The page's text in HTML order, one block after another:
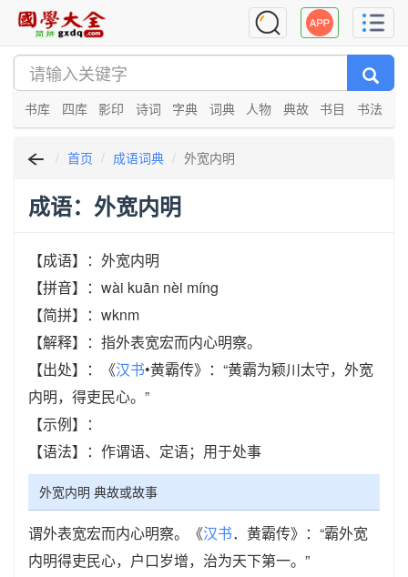
书库 四库 影印 诗词 字典 词典 人物 典故 书目 书法
首页 成语词典 外宽内明
成语：外宽内明
【成语】：外宽内明
【拼音】：wài kuān nèi míng
【简拼】：wknm
【解释】：指外表宽宏而内心明察。
【出处】：《汉书•黄霸传》：“黄霸为颖川太守，外宽
内明，得吏民心。”
【示例】：
【语法】：作谓语、定语；用于处事
外宽内明 典故或故事
谓外表宽宏而内心明察。《汉书．黄霸传》：“霸外宽
内明得吏民心，户口岁增，治为天下第一。”